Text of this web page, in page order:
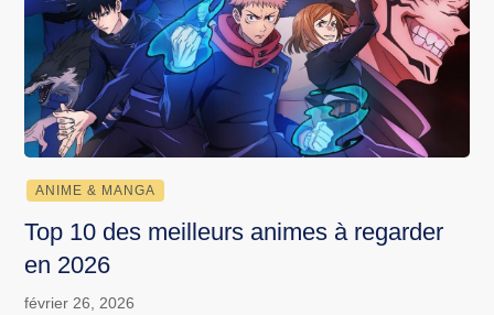
ANIME & MANGA
Top 10 des meilleurs animes à regarder
en 2026
février 26, 2026